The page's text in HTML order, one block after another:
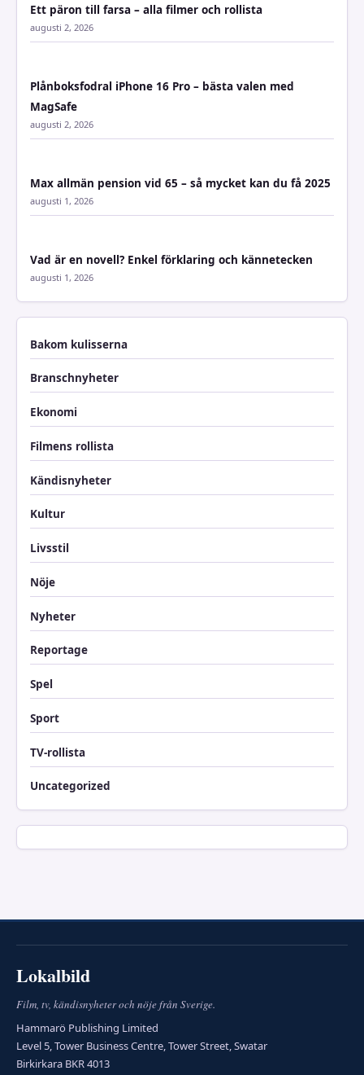
Ett päron till farsa – alla filmer och rollista
augusti 2, 2026
Plånboksfodral iPhone 16 Pro – bästa valen med
MagSafe
augusti 2, 2026
Max allmän pension vid 65 – så mycket kan du få 2025
augusti 1, 2026
Vad är en novell? Enkel förklaring och kännetecken
augusti 1, 2026
Bakom kulisserna
Branschnyheter
Ekonomi
Filmens rollista
Kändisnyheter
Kultur
Livsstil
Nöje
Nyheter
Reportage
Spel
Sport
TV-rollista
Uncategorized
Lokalbild
Film, tv, kändisnyheter och nöje från Sverige.
Hammarö Publishing Limited
Level 5, Tower Business Centre, Tower Street, Swatar
Birkirkara BKR 4013